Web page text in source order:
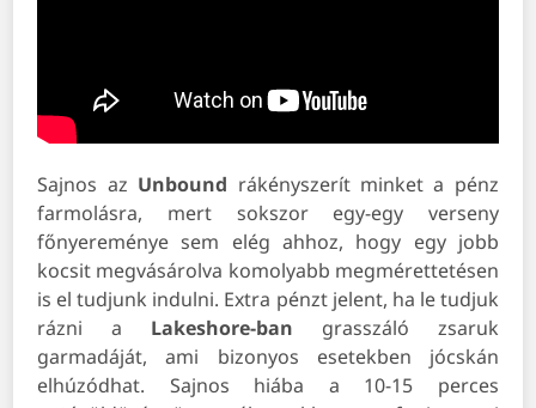
Sajnos az Unbound rákényszerít minket a pénz
farmolásra, mert sokszor egy-egy verseny
főnyereménye sem elég ahhoz, hogy egy jobb
kocsit megvásárolva komolyabb megmérettetésen
is el tudjunk indulni. Extra pénzt jelent, ha le tudjuk
rázni a Lakeshore-ban grasszáló zsaruk
garmadáját, ami bizonyos esetekben jócskán
elhúzódhat. Sajnos hiába a 10-15 perces